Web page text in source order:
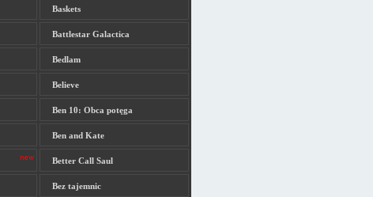
Baskets
Battlestar Galactica
Bedlam
Believe
Ben 10: Obca potęga
Ben and Kate
Better Call Saul
Bez tajemnic